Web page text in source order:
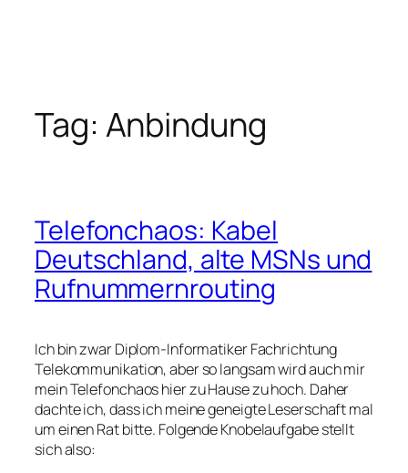
Tag: Anbindung
Telefonchaos: Kabel
Deutschland, alte MSNs und
Rufnummernrouting
Ich bin zwar Diplom-Informatiker Fachrichtung
Telekommunikation, aber so langsam wird auch mir
mein Telefonchaos hier zu Hause zu hoch. Daher
dachte ich, dass ich meine geneigte Leserschaft mal
um einen Rat bitte. Folgende Knobelaufgabe stellt
sich also: